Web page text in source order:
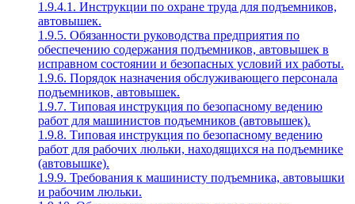
1.9.4.1. Инструкции по охране труда для подъемников,
автовышек.
1.9.5. Обязанности руководства предприятия по
обеспечению содержания подъемников, автовышек в
исправном состоянии и безопасных условий их работы.
1.9.6. Порядок назначения обслуживающего персонала
подъемников, автовышек.
1.9.7. Типовая инструкция по безопасному ведению
работ для машинистов подъемников (автовышек).
1.9.8. Типовая инструкция по безопасному ведению
работ для рабочих люльки, находящихся на подъемнике
(автовышке).
1.9.9. Требования к машинисту подъемника, автовышки
и рабочим люльки.